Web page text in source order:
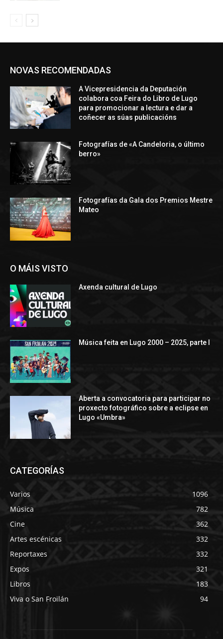
NOVAS RECOMENDADAS
A Vicepresidencia da Deputación
colabora coa Feira do Libro de Lugo
para promocionar a lectura e dar a
coñecer as súas publicacións
Fotografías de «A Candeloria, o último
berro»
Fotografías da Gala dos Premios Mestre
Mateo
O MÁIS VISTO
Axenda cultural de Lugo
Música feita en Lugo 2000 – 2025, parte I
Aberta a convocatoria para participar no
proxecto fotográfico sobre a eclipse en
Lugo «Umbra»
CATEGORÍAS
Varios
1096
Música
782
Cine
362
Artes escénicas
332
Reportaxes
332
Expos
321
Libros
183
Viva o San Froilán
94